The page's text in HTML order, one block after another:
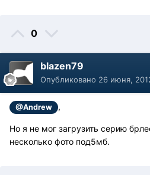
0
blazen79
Опубликовано 26 июня,
@Andrew ,
Но я не мог загрузить серию
несколько фото под5мб.